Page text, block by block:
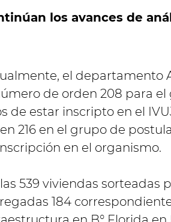
los avances de
el departamento
de orden 208 para
de estar inscripto en el
216 en el grupo de
en el organismo.
539 viviendas sorteadas
184